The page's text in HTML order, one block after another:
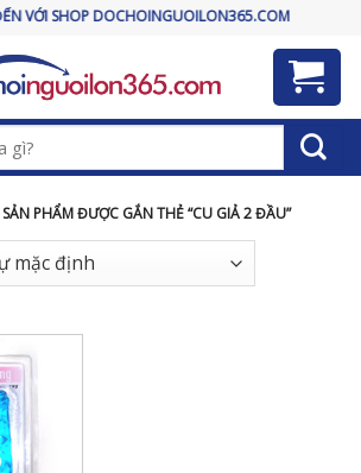
VỚI SHOP DOCHOINGUOILON365.COM
SẢN PHẨM ĐƯỢC GẮN THẺ “CU GIẢ 2 ĐẦU”